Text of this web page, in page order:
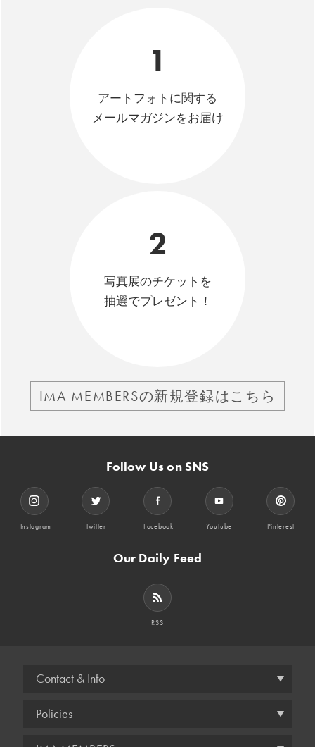
1
アートフォトに関する
メールマガジンをお届け
2
写真展のチケットを
抽選でプレゼント！
IMA MEMBERSの新規登録はこちら
Follow Us on SNS
Instagram Twitter Facebook YouTube Pinterest
Our Daily Feed
RSS
Contact & Info
Policies